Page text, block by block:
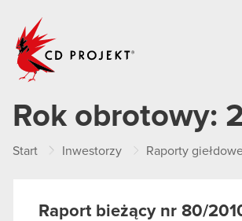
Rok obrotowy:
Start Inwestorzy Raporty
Raport bieżący nr 80/